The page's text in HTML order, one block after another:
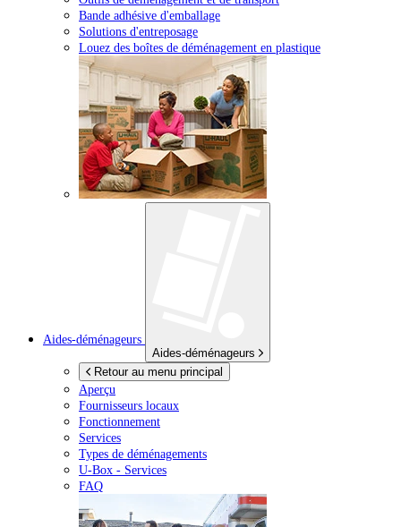
Bande adhésive d'emballage
Solutions d'entreposage
Louez des boîtes de déménagement en plastique
Aides-déménageurs
Aides-déménageurs
Retour au menu principal
Aperçu
Fournisseurs locaux
Fonctionnement
Services
Types de déménagements
U-Box - Services
FAQ